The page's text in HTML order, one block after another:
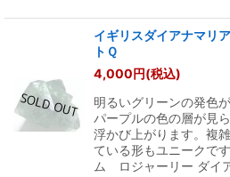
イギリスダイアナマリ
トＱ
4,000円(税込)
明るいグリーンの発色
パープルの色の層が見
浮かび上がります。複
ている形もユニークで
ム ロジャーリー ダイ